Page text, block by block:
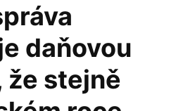
daňovou
stejně